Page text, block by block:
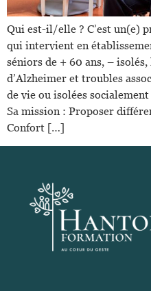
Qui est-il/elle ? C’est un(e)
qui intervient en
séniors de + 60 ans, – isolés,
d’Alzheimer et troubles
de vie ou isolées
Sa mission : Proposer
Confort […]